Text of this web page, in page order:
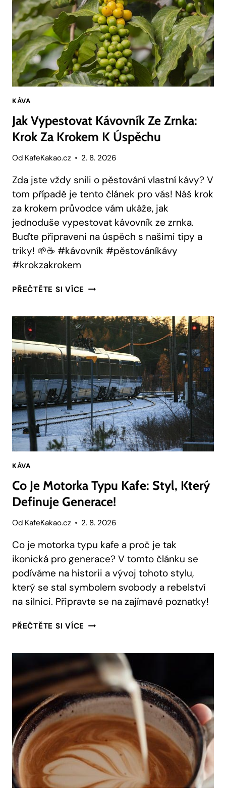
KÁVA
Jak Vypestovat Kávovník Ze Zrnka:
Krok Za Krokem K Úspěchu
Od KafeKakao.cz 2. 8. 2026
Zda jste vždy snili o pěstování vlastní kávy? V
tom případě je tento článek pro vás! Náš krok
za krokem průvodce vám ukáže, jak
jednoduše vypestovat kávovník ze zrnka.
Buďte připraveni na úspěch s našimi tipy a
triky! 🌱☕ #kávovník #pěstováníkávy
#krokzakrokem
PŘEČTĚTE SI VÍCE JAK
ZE
ZRNKA:
KROK
ZA
KROKEM
K
ÚSPĚCHU
KÁVA
Co Je Motorka Typu Kafe: Styl, Který
Definuje Generace!
Od KafeKakao.cz 2. 8. 2026
Co je motorka typu kafe a proč je tak
ikonická pro generace? V tomto článku se
podíváme na historii a vývoj tohoto stylu,
který se stal symbolem svobody a rebelství
na silnici. Připravte se na zajímavé poznatky!
PŘEČTĚTE SI VÍCE CO
KAFE:
STYL,
KTERÝ
DEFINUJE
GENERACE!